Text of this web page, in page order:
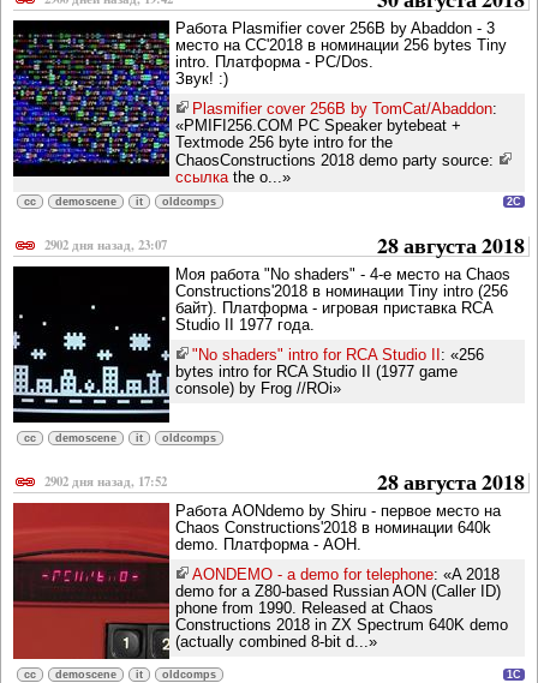
Работа Plasmifier cover 256B by Abaddon - 3
место на CC'2018 в номинации 256 bytes Tiny
intro. Платформа - PC/Dos.
Звук! :)
Plasmifier cover 256B by TomCat/Abaddon:
«PMIFI256.COM PC Speaker bytebeat +
Textmode 256 byte intro for the
ChaosConstructions 2018 demo party source:
ссылкаthe o...»
cc demoscene it oldcomps 2C
2902 дня назад, 23:07 28 августа 2018
Моя работа "No shaders" - 4-е место на Chaos
Constructions'2018 в номинации Tiny intro (256
байт). Платформа - игровая приставка RCA
Studio II 1977 года.
"No shaders" intro for RCA Studio II : «256
bytes intro for RCA Studio II (1977 game
console) by Frog //ROi»
cc demoscene it oldcomps
2902 дня назад, 17:52 28 августа 2018
Работа AONdemo by Shiru - первое место на
Chaos Constructions'2018 в номинации 640k
demo. Платформа - АОН.
AONDEMO - a demo for telephone: «A 2018
demo for a Z80-based Russian AON (Caller ID)
phone from 1990. Released at Chaos
Constructions 2018 in ZX Spectrum 640K demo
(actually combined 8-bit d...»
cc demoscene it oldcomps 1C